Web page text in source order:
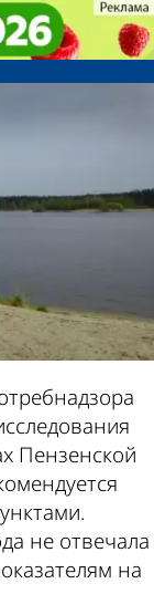
в 22
Пензенской
не отвечала
на
в 22
в